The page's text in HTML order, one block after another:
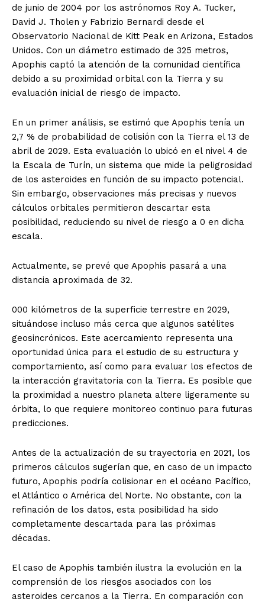
de junio de 2004 por los astrónomos Roy A. Tucker,
David J. Tholen y Fabrizio Bernardi desde el
Observatorio Nacional de Kitt Peak en Arizona, Estados
Unidos. Con un diámetro estimado de 325 metros,
Apophis captó la atención de la comunidad científica
debido a su proximidad orbital con la Tierra y su
evaluación inicial de riesgo de impacto.
En un primer análisis, se estimó que Apophis tenía un
2,7 % de probabilidad de colisión con la Tierra el 13 de
abril de 2029. Esta evaluación lo ubicó en el nivel 4 de
la Escala de Turín, un sistema que mide la peligrosidad
de los asteroides en función de su impacto potencial.
Sin embargo, observaciones más precisas y nuevos
cálculos orbitales permitieron descartar esta
posibilidad, reduciendo su nivel de riesgo a 0 en dicha
escala.
Actualmente, se prevé que Apophis pasará a una
distancia aproximada de 32.
000 kilómetros de la superficie terrestre en 2029,
situándose incluso más cerca que algunos satélites
geosincrónicos. Este acercamiento representa una
oportunidad única para el estudio de su estructura y
comportamiento, así como para evaluar los efectos de
la interacción gravitatoria con la Tierra. Es posible que
la proximidad a nuestro planeta altere ligeramente su
órbita, lo que requiere monitoreo continuo para futuras
predicciones.
Antes de la actualización de su trayectoria en 2021, los
primeros cálculos sugerían que, en caso de un impacto
futuro, Apophis podría colisionar en el océano Pacífico,
el Atlántico o América del Norte. No obstante, con la
refinación de los datos, esta posibilidad ha sido
completamente descartada para las próximas
décadas.
El caso de Apophis también ilustra la evolución en la
comprensión de los riesgos asociados con los
asteroides cercanos a la Tierra. En comparación con